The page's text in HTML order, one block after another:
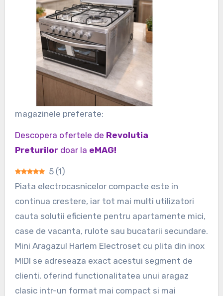
magazinele preferate:
Descopera ofertele de Revolutia
Preturilor doar la eMAG!
5 (1)
Piata electrocasnicelor compacte este in
continua crestere, iar tot mai multi utilizatori
cauta solutii eficiente pentru apartamente mici,
case de vacanta, rulote sau bucatarii secundare.
Mini Aragazul Harlem Electroset cu plita din inox
MIDI se adreseaza exact acestui segment de
clienti, oferind functionalitatea unui aragaz
clasic intr-un format mai compact si mai